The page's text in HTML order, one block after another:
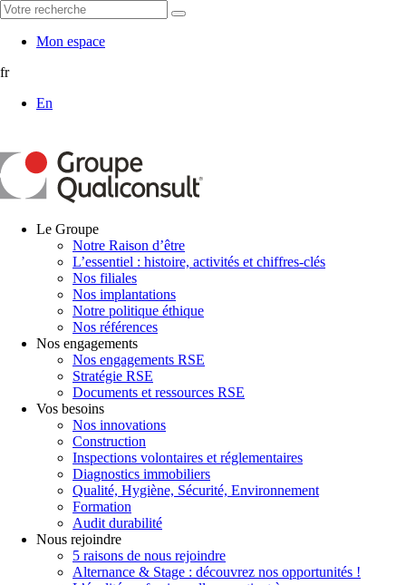
Mon espace
fr
En
Le Groupe
Notre Raison d’être
L’essentiel : histoire, activités et chiffres-clés
Nos filiales
Nos implantations
Notre politique éthique
Nos références
Nos engagements
Nos engagements RSE
Stratégie RSE
Documents et ressources RSE
Vos besoins
Nos innovations
Construction
Inspections volontaires et réglementaires
Diagnostics immobiliers
Qualité, Hygiène, Sécurité, Environnement
Formation
Audit durabilité
Nous rejoindre
5 raisons de nous rejoindre
Alternance & Stage : découvrez nos opportunités !